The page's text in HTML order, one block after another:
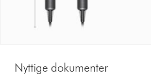
Nyttige dokumenter